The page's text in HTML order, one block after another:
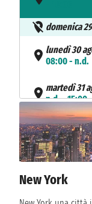
domenica
lunedì 30
08:00 - n.d.
martedì 31
n.d. - 15:00
mercoledì 1
giovedì 2
07:00
New York